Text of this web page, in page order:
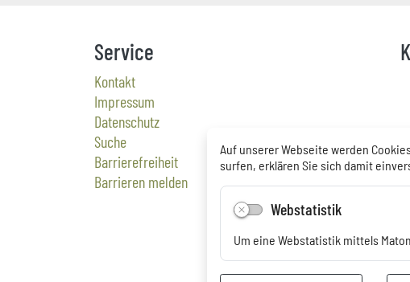
Auf unserer Webseite werden
surfen, erklären Sie sich damit
Webstatistik
Um eine Webstatistik mittels
Service
Kontakt
Impressum
Datenschutz
Suche
Barrierefreiheit
Barrieren melden